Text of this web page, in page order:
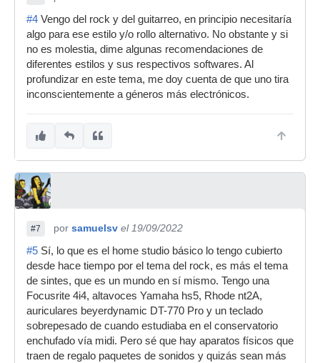
#4 Vengo del rock y del guitarreo, en principio necesitaría
algo para ese estilo y/o rollo alternativo. No obstante y si
no es molestia, dime algunas recomendaciones de
diferentes estilos y sus respectivos softwares. Al
profundizar en este tema, me doy cuenta de que uno tira
inconscientemente a géneros más electrónicos.
#7 por samuelsv el 19/09/2022
#5 Sí, lo que es el home studio básico lo tengo cubierto
desde hace tiempo por el tema del rock, es más el tema
de sintes, que es un mundo en sí mismo. Tengo una
Focusrite 4i4, altavoces Yamaha hs5, Rhode nt2A,
auriculares beyerdynamic DT-770 Pro y un teclado
sobrepesado de cuando estudiaba en el conservatorio
enchufado vía midi. Pero sé que hay aparatos físicos que
traen de regalo paquetes de sonidos y quizás sean más